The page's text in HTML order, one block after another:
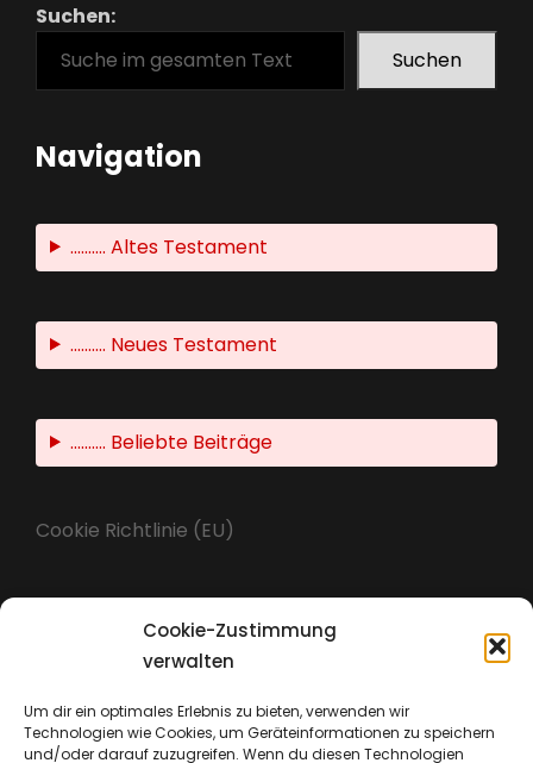
Cookie-Zustimmung
verwalten
Um dir ein optimales Erlebnis zu bieten, verwenden wir
Technologien wie Cookies, um Geräteinformationen zu speichern
und/oder darauf zuzugreifen. Wenn du diesen Technologien
Suchen:
Suchen
Navigation
.......... Altes Testament
.......... Neues Testament
.......... Beliebte Beiträge
Cookie Richtlinie (EU)
Datenschutz